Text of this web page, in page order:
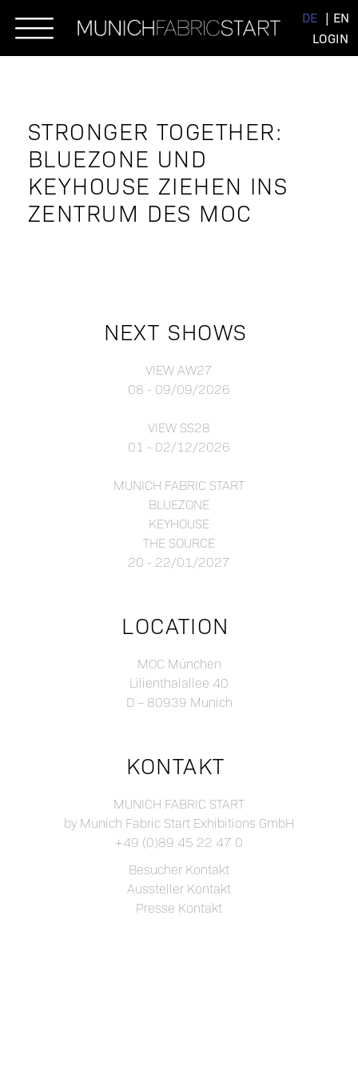
DE
EN
LOGIN
STRONGER TOGETHER:
BLUEZONE UND
KEYHOUSE ZIEHEN INS
ZENTRUM DES MOC
NEXT SHOWS
VIEW AW27
08 - 09/09/2026
VIEW SS28
01 - 02/12/2026
MUNICH FABRIC START
BLUEZONE
KEYHOUSE
THE SOURCE
20 - 22/01/2027
LOCATION
MOC München
Lilienthalallee 40
D – 80939 Munich
KONTAKT
MUNICH FABRIC START
by Munich Fabric Start Exhibitions GmbH
+49 (0)89 45 22 47 0
Besucher Kontakt
Aussteller Kontakt
Presse Kontakt